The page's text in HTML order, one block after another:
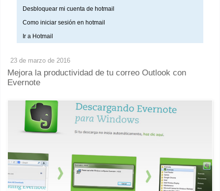
Desbloquear mi cuenta de hotmail
Como iniciar sesión en hotmail
Ir a Hotmail
23 de marzo de 2016
Mejora la productividad de tu correo Outlook con
Evernote